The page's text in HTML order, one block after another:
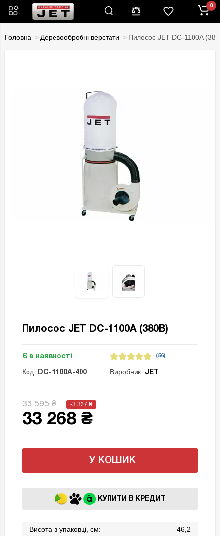
0
Головна Деревообробні верстати Пилосос JET DC-1100A
Пилосос JET DC-1100A (380B)
Є в наявності (56)
Код: DC-1100A-400 Виробник: JET
36 595 ₴ -3 327 ₴
33 268 ₴
У КОШИК
КУПИТИ В КРЕДИТ
Висота в упаковці, см:
46,2